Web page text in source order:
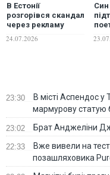
В Естонії
розгорівся скандал
через рекламу
"підсмажених"
24.07.2026
Син
23:30
В місті Аспендос
мармурову статую
23:02 Брат Анджеліни
22:33
Вже вивели на
позашляховика